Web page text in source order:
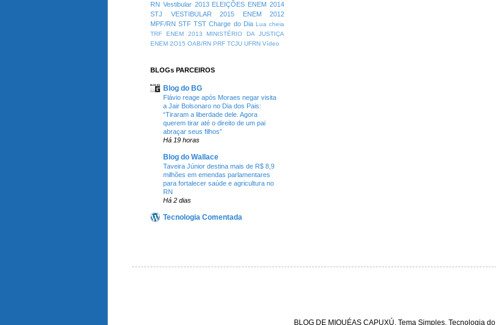
RN Vestibular 2013 ELEIÇÕES ENEM 2014
STJ
VESTIBULAR 2015
ENEM 2012
MPF/RN STF TST Charge do Dia Lua cheia
TRF
ENEM 2013
MINISTÉRIO DA JUSTIÇA
ENEM 2O15 OAB/RN PRF TCJU UFRN Vídeo
BLOGs PARCEIROS
Blog do BG
Flávio reage após Moraes negar visita
a Jair Bolsonaro no Dia dos Pais:
“Tiraram a liberdade dele. Agora
querem tirar até o direito de um pai
abraçar seus filhos”
Há 19 horas
Blog do Wallace
Taveira Júnior destina mais de R$ 8,9
milhões em emendas parlamentares
para fortalecer saúde e agricultura no
RN
Há 2 dias
Tecnologia Comentada
BLOG DE MIQUÉAS CAPUXÚ. Tema Simples. Tecnologia do